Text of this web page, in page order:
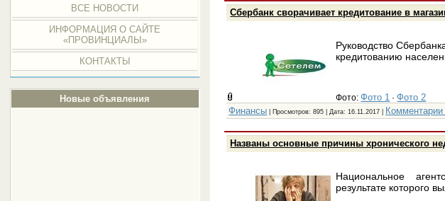
ВСЕ НОВОСТИ
ИНФОРМАЦИЯ О САЙТЕ
«ПРОВИНЦИАЛЫ»
КОНТАКТЫ
Новые объявления
Сбербанк сворачивает кредитование в
Руководство
кредитованию
Фото:Фото 1 ·Фото 2
Финансы | Просмотров: 895 | Дата:16.11.2017 Комментарии
Названы основные причины хронического
Национальное
результате которого